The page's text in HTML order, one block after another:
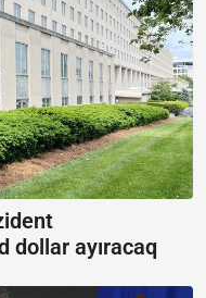
dollar ayıracaq